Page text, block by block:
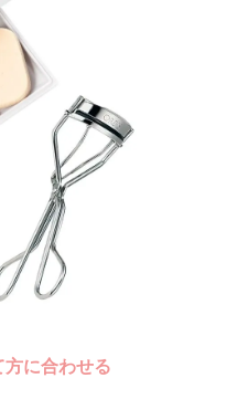
に合わせる